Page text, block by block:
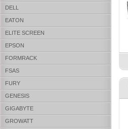
DELL
EATON
ELITE SCREEN
EPSON
FORMRACK
FSAS
FURY
GENESIS
GIGABYTE
GROWATT